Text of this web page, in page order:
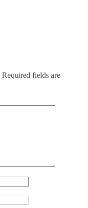
Required fields are